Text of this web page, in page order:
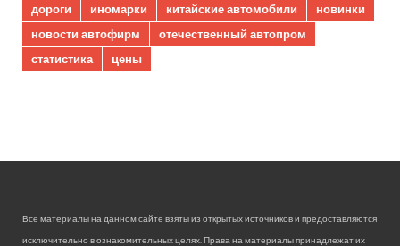
дороги
иномарки китайские автомобили
новинки
новости автофирм
отечественный автопром
статистика
цены
Все материалы на данном сайте взяты из открытых источников и предоставляются
исключительно в ознакомительных целях. Права на материалы принадлежат их